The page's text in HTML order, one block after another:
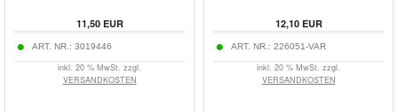
11,50EUR
ART. NR.: 3019446
inkl. 20 % MwSt. zzgl.
VERSANDKOSTEN
12,10EUR
ART. NR.: 226051-VAR
inkl. 20 % MwSt. zzgl.
VERSANDKOSTEN